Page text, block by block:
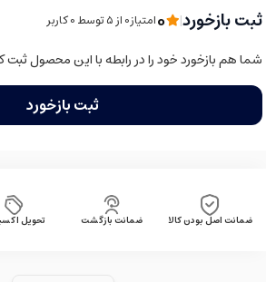
ثبت بازخورد|
0امتیاز0 از ۵ توسط 0 کاربر
شما هم بازخورد خود را در رابطه با این محصول ثبت
ثبت بازخورد
ضمانت اصل بودن کالا ضمانت بازگشت تحویل